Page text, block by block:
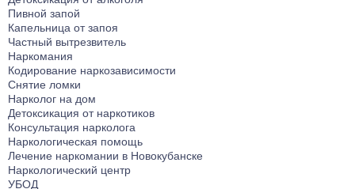
Пивной запой
Капельница от запоя
Частный вытрезвитель
Наркомания
Кодирование наркозависимости
Снятие ломки
Нарколог на дом
Детоксикация от наркотиков
Консультация нарколога
Наркологическая помощь
Лечение наркомании в Новокубанске
Наркологический центр
УБОД